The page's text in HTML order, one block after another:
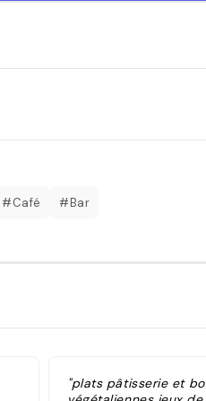
#Café #Bar
"plats pâtisserie et